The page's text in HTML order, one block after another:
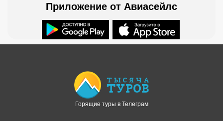
Приложение от Авиасейлс
Горящие туры в Телеграм